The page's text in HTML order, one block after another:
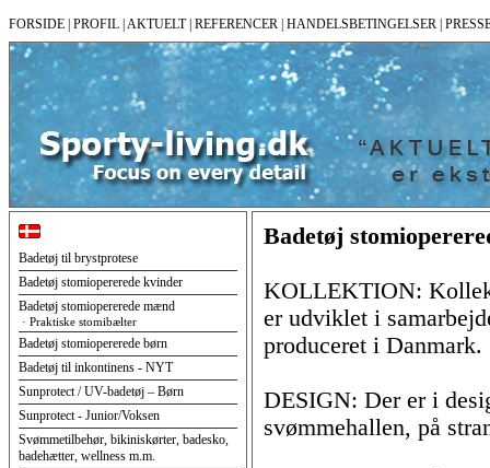
FORSIDE PROFIL AKTUELT| REFERENCER HANDELSBETINGELSER
Badetøj til brystprotese
Badetøj stomiopererede kvinder
Badetøj stomiopererede mænd
· Praktiske stomibælter
Badetøj stomiopererede børn
Badetøj til inkontinens - NYT
Sunprotect / UV-badetøj – Børn
Sunprotect - Junior/Voksen
Svømmetilbehør, bikiniskørter, badesko,
badehætter, wellness m.m.
Badetøj
KOLLEKTION:
er udviklet i
produceret i Danmark.
DESIGN: Der er i
svømmehallen, på